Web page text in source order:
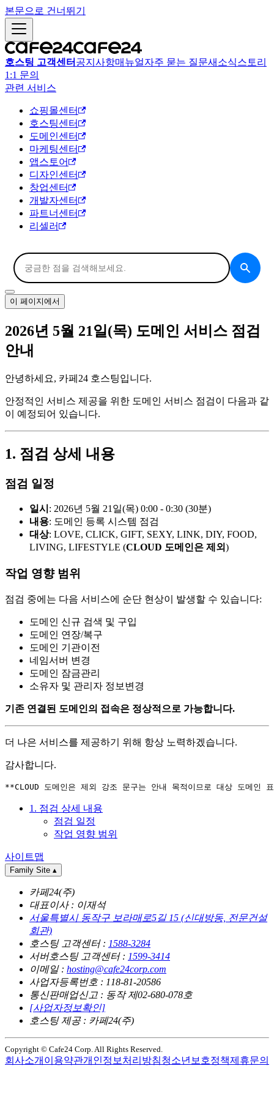
본문으로 건너뛰기
호스팅 고객센터 공지사항매뉴얼자주 묻는 질문새소식스토리
1:1 문의
관련 서비스
쇼핑몰센터
호스팅센터
도메인센터
마케팅센터
앱스토어
디자인센터
창업센터
개발자센터
파트너센터
리셀러
이 페이지에서
2026년 5월 21일(목) 도메인 서비스 점검
안내
안녕하세요, 카페24 호스팅입니다.
안정적인 서비스 제공을 위한 도메인 서비스 점검이 다음과 같
이 예정되어 있습니다.
1. 점검 상세 내용
점검 일정
일시 : 2026년 5월 21일(목) 0:00 - 0:30 (30분)
내용: 도메인 등록 시스템 점검
대상: LOVE, CLICK, GIFT, SEXY, LINK, DIY, FOOD,
LIVING, LIFESTYLE (CLOUD 도메인은 제외)
작업 영향 범위
점검 중에는 다음 서비스에 순단 현상이 발생할 수 있습니다:
도메인 신규 검색 및 구입
도메인 연장/복구
도메인 기관이전
네임서버 변경
도메인 잠금관리
소유자 및 관리자 정보변경
기존 연결된 도메인의 접속은 정상적으로 가능합니다.
더 나은 서비스를 제공하기 위해 항상 노력하겠습니다.
감사합니다.
1. 점검 상세 내용
점검 일정
작업 영향 범위
사이트맵
Family Site ▴
카페24(주)
대표이사 : 이재석
서울특별시 동작구 보라매로5길 15 (신대방동, 전문건설
회관)
호스팅 고객센터 : 1588-3284
서버호스팅 고객센터 : 1599-3414
이메일 : hosting@cafe24corp.com
사업자등록번호 : 118-81-20586
통신판매업신고 : 동작 제02-680-078호
[사업자정보확인]
호스팅 제공 : 카페24(주)
Copyright © Cafe24 Corp. All Rights Reserved.
회사소개 이용약관개인정보처리방침청소년보호정책제휴문의